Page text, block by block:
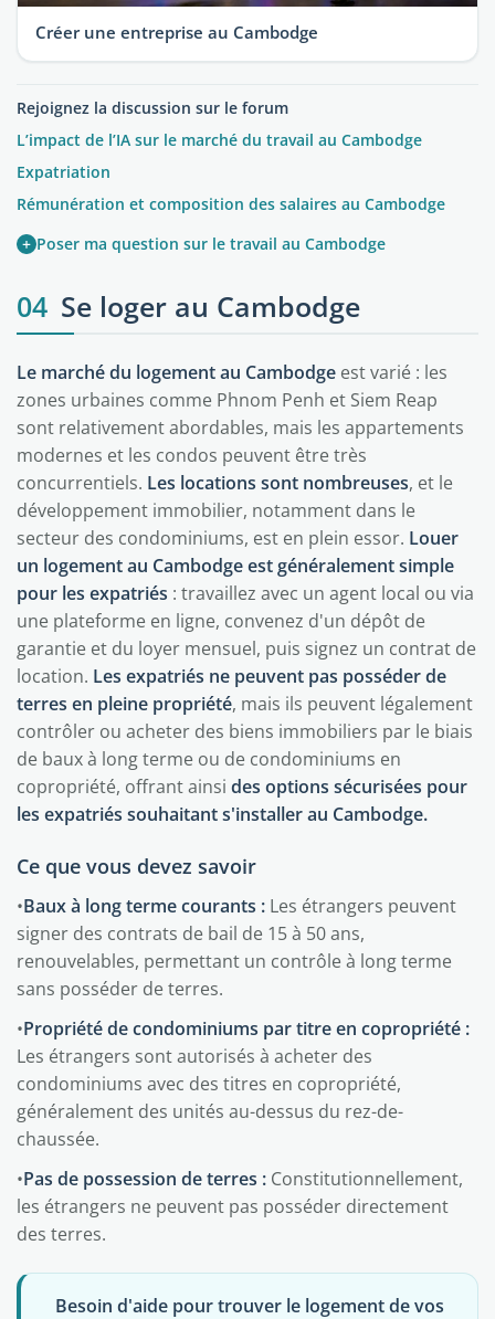
Créer une entreprise au Cambodge
Rejoignez la discussion sur le forum
L’impact de l’IA sur le marché du travail au Cambodge
Expatriation
Rémunération et composition des salaires au Cambodge
+ Poser ma question sur le travail au Cambodge
04 Se loger au Cambodge
Le marché du logement au Cambodge est varié : les
zones urbaines comme Phnom Penh et Siem Reap
sont relativement abordables, mais les appartements
modernes et les condos peuvent être très
concurrentiels. Les locations sont nombreuses, et le
développement immobilier, notamment dans le
secteur des condominiums, est en plein essor. Louer
un logement au Cambodge est généralement simple
pour les expatriés : travaillez avec un agent local ou via
une plateforme en ligne, convenez d'un dépôt de
garantie et du loyer mensuel, puis signez un contrat de
location. Les expatriés ne peuvent pas posséder de
terres en pleine propriété, mais ils peuvent légalement
contrôler ou acheter des biens immobiliers par le biais
de baux à long terme ou de condominiums en
copropriété, offrant ainsi des options sécurisées pour
les expatriés souhaitant s'installer au Cambodge.
Ce que vous devez savoir
•Baux à long terme courants : Les étrangers peuvent
signer des contrats de bail de 15 à 50 ans,
renouvelables, permettant un contrôle à long terme
sans posséder de terres.
•Propriété de condominiums par titre en copropriété :
Les étrangers sont autorisés à acheter des
condominiums avec des titres en copropriété,
généralement des unités au-dessus du rez-de-
chaussée.
•Pas de possession de terres : Constitutionnellement,
les étrangers ne peuvent pas posséder directement
des terres.
Besoin d'aide pour trouver le logement de vos